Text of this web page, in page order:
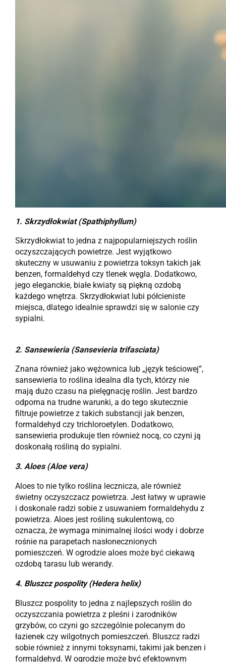
1. Skrzydłokwiat (Spathiphyllum)
Skrzydłokwiat to jedna z najpopularniejszych roślin
oczyszczających powietrze. Jest wyjątkowo
skuteczny w usuwaniu z powietrza toksyn takich jak
benzen, formaldehyd czy tlenek węgla. Dodatkowo,
jego eleganckie, białe kwiaty są piękną ozdobą
każdego wnętrza. Skrzydłokwiat lubi półcieniste
miejsca, dlatego idealnie sprawdzi się w salonie czy
sypialni.
2. Sansewieria (Sansevieria trifasciata)
Znana również jako wężownica lub „język teściowej”,
sansewieria to roślina idealna dla tych, którzy nie
mają dużo czasu na pielęgnację roślin. Jest bardzo
odporna na trudne warunki, a do tego skutecznie
filtruje powietrze z takich substancji jak benzen,
formaldehyd czy trichloroetylen. Dodatkowo,
sansewieria produkuje tlen również nocą, co czyni ją
doskonałą rośliną do sypialni.
3. Aloes (Aloe vera)
Aloes to nie tylko roślina lecznicza, ale również
świetny oczyszczacz powietrza. Jest łatwy w uprawie
i doskonale radzi sobie z usuwaniem formaldehydu z
powietrza. Aloes jest rośliną sukulentową, co
oznacza, że wymaga minimalnej ilości wody i dobrze
rośnie na parapetach nasłonecznionych
pomieszczeń. W ogrodzie aloes może być ciekawą
ozdobą tarasu lub werandy.
4. Bluszcz pospolity (Hedera helix)
Bluszcz pospolity to jedna z najlepszych roślin do
oczyszczania powietrza z pleśni i zarodników
grzybów, co czyni go szczególnie polecanym do
łazienek czy wilgotnych pomieszczeń. Bluszcz radzi
sobie również z innymi toksynami, takimi jak benzen i
formaldehyd. W ogrodzie może być efektownym